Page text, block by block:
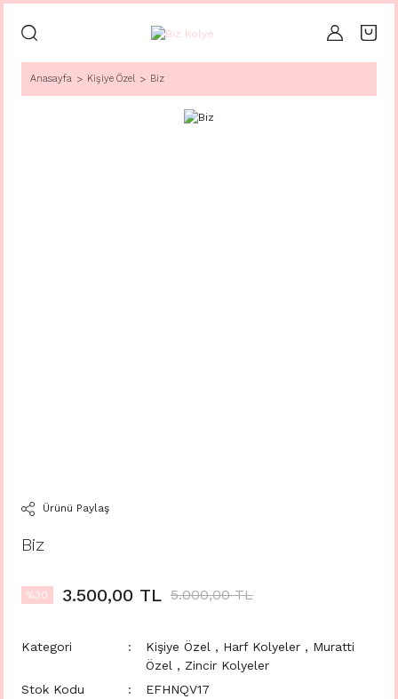
Anasayfa Kişiye Özel Biz
Ürünü Paylaş
Biz
%30 3.500,00 TL 5.000,00 TL
Kategori Kişiye Özel , Harf Kolyeler , Muratti
Özel , Zincir Kolyeler
Stok Kodu
EFHNQV17